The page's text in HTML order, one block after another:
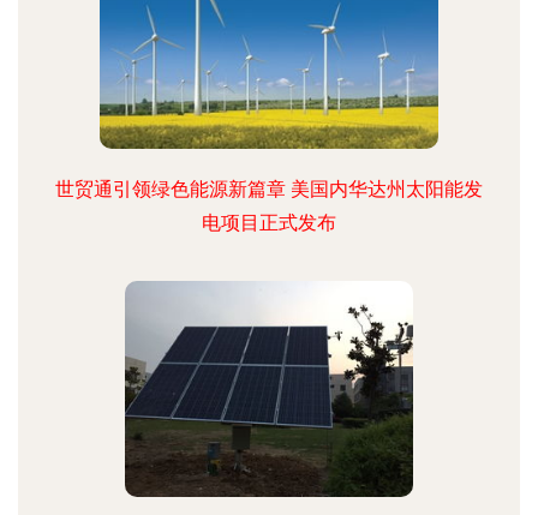
世贸通引领绿色能源新篇章 美国内华达州太阳能发
电项目正式发布